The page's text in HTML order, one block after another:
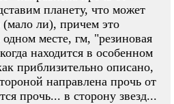
планету, что может
(мало ли), причем это
месте, гм, "резиновая
находится в особенном
приблизительно описано,
направлена прочь от
прочь... в сторону звезд...